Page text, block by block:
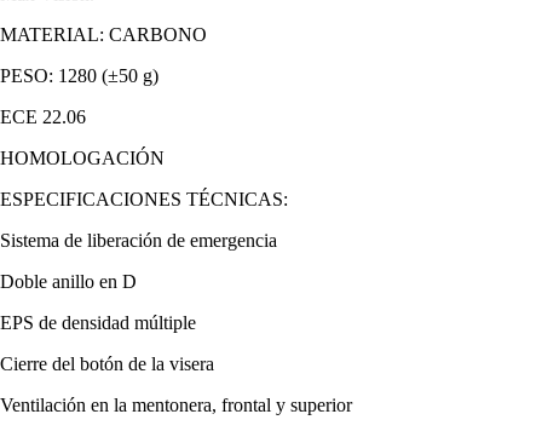
MATERIAL: CARBONO
PESO: 1280 (±50 g)
ECE 22.06
HOMOLOGACIÓN
ESPECIFICACIONES TÉCNICAS:
Sistema de liberación de emergencia
Doble anillo en D
EPS de densidad múltiple
Cierre del botón de la visera
Ventilación en la mentonera, frontal y superior